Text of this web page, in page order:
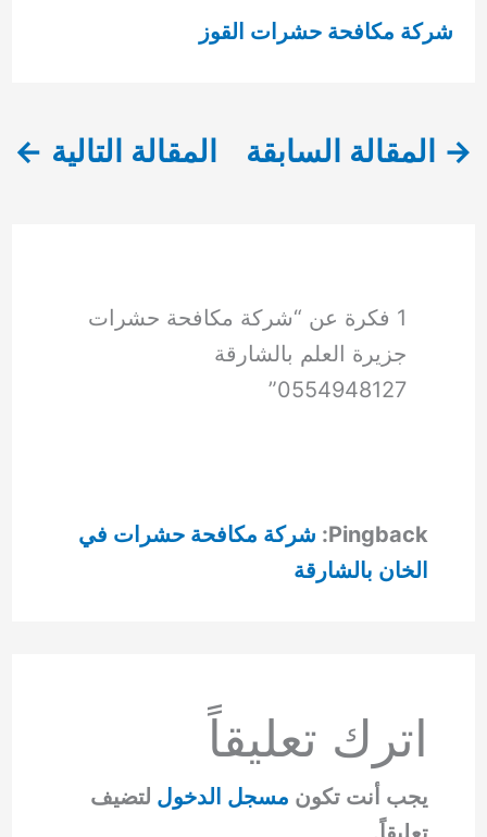
شركة مكافحة حشرات القوز
→ المقالة السابقة المقالة التالية ←
1 فكرة عن “شركة مكافحة حشرات
جزيرة العلم بالشارقة
0554948127”
Pingback: شركة مكافحة حشرات في
الخان بالشارقة
اترك تعليقاً
يجب أنت تكون مسجل الدخول لتضيف